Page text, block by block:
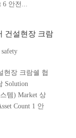
6 안전...
건설현장 크람
safety
현장 크람쉘 협
Solution
템) Market 상
Count 1 안